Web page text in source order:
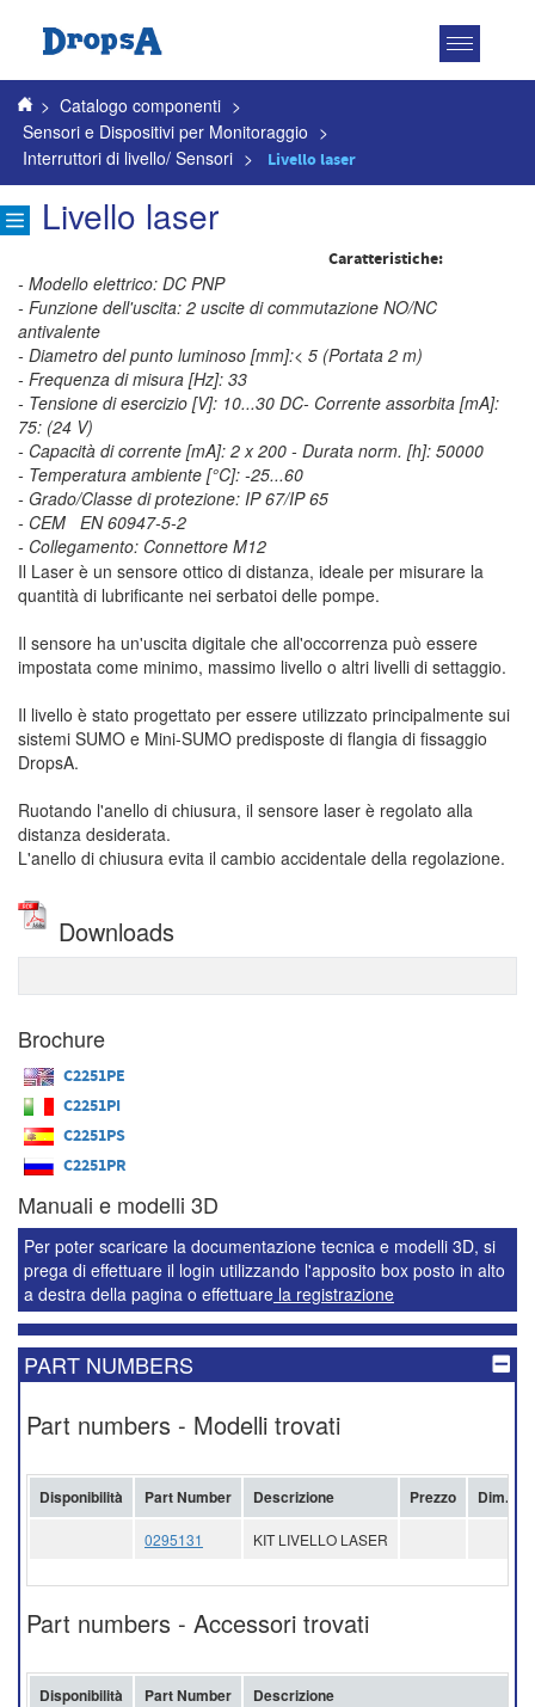
Attiva
> Catalogo componenti >
Sensori e Dispositivi per Monitoraggio >
Interruttori di livello/ Sensori > Livello laser
Livello laser
Caratteristiche:
- Modello elettrico: DC PNP
- Funzione dell'uscita: 2 uscite di commutazione NO/NC
antivalente
- Diametro del punto luminoso [mm]:< 5 (Portata 2 m)
- Frequenza di misura [Hz]: 33
- Tensione di esercizio [V]: 10...30 DC- Corrente assorbita [mA]:
75: (24 V)
- Capacità di corrente [mA]: 2 x 200 - Durata norm. [h]: 50000
- Temperatura ambiente [°C]: -25...60
- Grado/Classe di protezione: IP 67/IP 65
- CEM EN 60947-5-2
- Collegamento: Connettore M12
Il Laser è un sensore ottico di distanza, ideale per misurare la
quantità di lubrificante nei serbatoi delle pompe.
Il sensore ha un'uscita digitale che all'occorrenza può essere
impostata come minimo, massimo livello o altri livelli di settaggio.
Il livello è stato progettato per essere utilizzato principalmente sui
sistemi SUMO e Mini-SUMO predisposte di flangia di fissaggio
DropsA.
Ruotando l'anello di chiusura, il sensore laser è regolato alla
distanza desiderata.
L'anello di chiusura evita il cambio accidentale della regolazione.
Downloads
Brochure
C2251PE
C2251PI
C2251PS
C2251PR
Manuali e modelli 3D
Per poter scaricare la documentazione tecnica e modelli 3D, si
prega di effettuare il login utilizzando l'apposito box posto in alto
a destra della pagina o effettuare la registrazione
PART NUMBERS
Part numbers - Modelli trovati
Disponibilità Part Number Descrizione Prezzo Dim.
0295131 KIT LIVELLO LASER
Part numbers - Accessori trovati
Disponibilità Part Number Descrizione